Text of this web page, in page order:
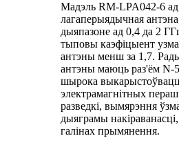
Мадэль RM-LPA042-6
лагаперыядычная
дыяпазоне ад 0,4 да 2
тыповы каэфіцыент
антэны менш за 1,7.
антэны маюць раз'ём
шырока
электрамагнітных
разведкі, вымярэння
дыяграмы
галінах прымянення.